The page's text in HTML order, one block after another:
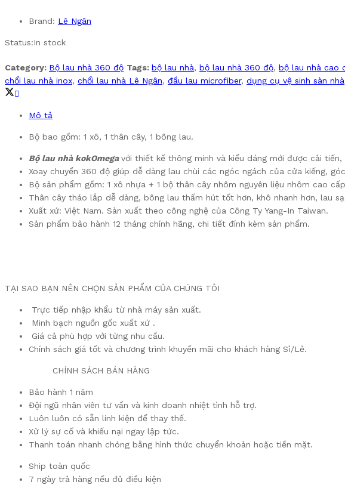
Brand: Lê Ngân
Status:In stock
Category: Bộ lau nhà 360 độ Tags: bộ lau nhà, bộ lau nhà 360 độ, bộ lau nhà cao
chổi lau nhà inox, chổi lau nhà Lê Ngân, đầu lau microfiber, dụng cụ vệ sinh sàn nhà
Mô tả
Bộ bao gồm: 1 xô, 1 thân cây, 1 bông lau.
Bộ lau nhà kokOmegavới thiết kế thông minh và kiểu dáng mới được cải
Xoay chuyển 360 độ giúp dễ dàng lau chùi các ngóc ngách của cửa kiếng,
Bộ sản phẩm gồm: 1 xô nhựa + 1 bộ thân cây nhôm nguyên liệu nhôm cao
Thân cây tháo lắp dễ dàng, bông lau thấm hút tốt hơn, khô nhanh hơn, lau
Xuất xứ: Việt Nam. Sản xuất theo công nghệ của Công Ty Yang-In Taiwan.
Sản phẩm bảo hành 12 tháng chính hãng, chi tiết đính kèm sản phẩm.
TẠI SAO BẠN NÊN CHỌN SẢN PHẨM CỦA CHÚNG TÔI
Trực tiếp nhập khẩu từ nhà máy sản xuất.
Minh bạch nguồn gốc xuất xứ .
Giá cả phù hợp với từng nhu cầu.
Chính sách giá tốt và chương trình khuyến mãi cho khách hàng Sỉ/Lẻ.
​ CHÍNH SÁCH BÁN HÀNG
Bảo hành 1 năm
Đội ngũ nhân viên tư vấn và kinh doanh nhiệt tình hỗ trợ.
Luôn luôn có sẵn linh kiện để thay thế.
Xử lý sự cố và khiếu nại ngay lập tức.
Thanh toán nhanh chóng bằng hình thức chuyển khoản hoặc tiền mặt.
Ship toàn quốc
7 ngày trả hàng nếu đủ điều kiện